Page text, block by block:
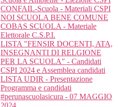
CONFAIL-Scuola - Materiali CSPI
NOI SCUOLA BENE COMUNE
COBAS SCUOLA - Materiale
Elettorale C.S.P.I.
LISTA "FENSIR DOCENTI, ATA,
INSEGNANTI DI RELGIONE
PER LA SCUOLA" - Candidati
CSPI 2024 e Assemblea candidati
LISTA UDIR - Presentazione
Programma e candidati
#perunascuolasicura - 07 MAGGIO